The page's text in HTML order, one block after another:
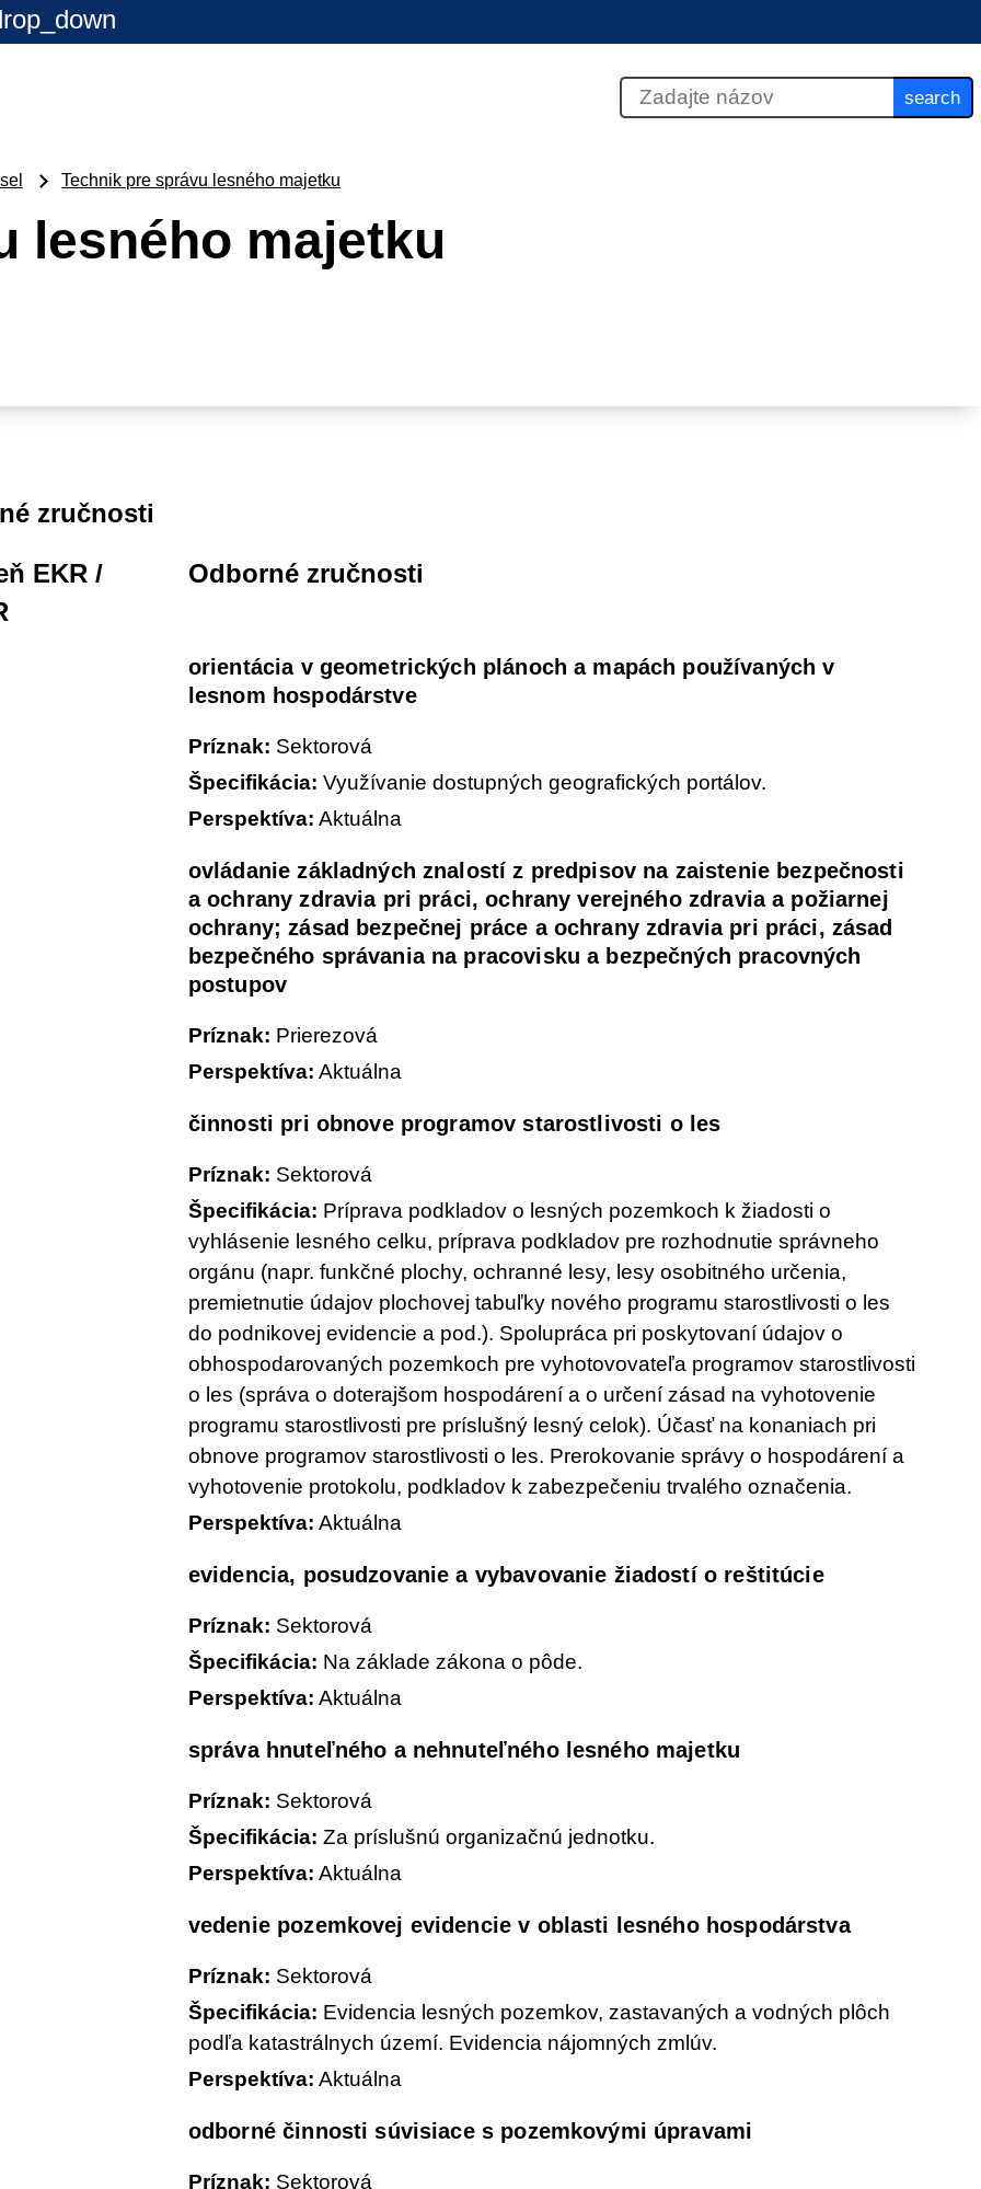
search
Technik pre správu lesného majetku
lesného majetku
zručnosti
EKR /
Odborné zručnosti
orientácia v geometrických plánoch a mapách používaných v
lesnom hospodárstve
Príznak: Sektorová
Špecifikácia: Využívanie dostupných geografických portálov.
Perspektíva: Aktuálna
ovládanie základných znalostí z predpisov na zaistenie bezpečnosti
a ochrany zdravia pri práci, ochrany verejného zdravia a požiarnej
ochrany; zásad bezpečnej práce a ochrany zdravia pri práci, zásad
bezpečného správania na pracovisku a bezpečných pracovných
postupov
Príznak: Prierezová
Perspektíva: Aktuálna
činnosti pri obnove programov starostlivosti o les
Príznak: Sektorová
Špecifikácia: Príprava podkladov o lesných pozemkoch k žiadosti o
vyhlásenie lesného celku, príprava podkladov pre rozhodnutie správneho
orgánu (napr. funkčné plochy, ochranné lesy, lesy osobitného určenia,
premietnutie údajov plochovej tabuľky nového programu starostlivosti o les
do podnikovej evidencie a pod.). Spolupráca pri poskytovaní údajov o
obhospodarovaných pozemkoch pre vyhotovovateľa programov starostlivosti
o les (správa o doterajšom hospodárení a o určení zásad na vyhotovenie
programu starostlivosti pre príslušný lesný celok). Účasť na konaniach pri
obnove programov starostlivosti o les. Prerokovanie správy o hospodárení a
vyhotovenie protokolu, podkladov k zabezpečeniu trvalého označenia.
Perspektíva: Aktuálna
evidencia, posudzovanie a vybavovanie žiadostí o reštitúcie
Príznak: Sektorová
Špecifikácia: Na základe zákona o pôde.
Perspektíva: Aktuálna
správa hnuteľného a nehnuteľného lesného majetku
Príznak: Sektorová
Špecifikácia: Za príslušnú organizačnú jednotku.
Perspektíva: Aktuálna
vedenie pozemkovej evidencie v oblasti lesného hospodárstva
Príznak: Sektorová
Špecifikácia: Evidencia lesných pozemkov, zastavaných a vodných plôch
podľa katastrálnych území. Evidencia nájomných zmlúv.
Perspektíva: Aktuálna
odborné činnosti súvisiace s pozemkovými úpravami
Príznak: Sektorová